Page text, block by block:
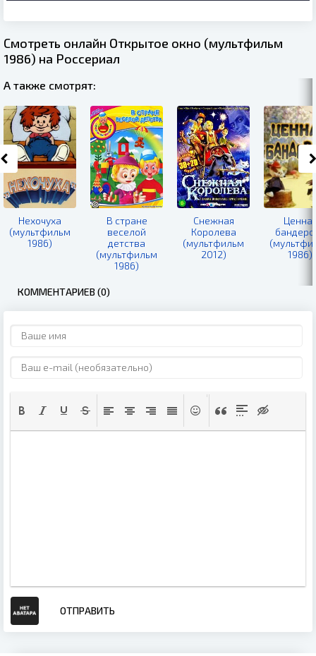
Смотреть онлайн Открытое окно (мультфильм
1986) на Россериал
А также смотрят:
Нехочуха
(мультфильм
1986)
В стране
веселой
детства
(мультфильм
1986)
Снежная
Королева
(мультфильм
2012)
1986)
КОММЕНТАРИЕВ (0)
ОТПРАВИТЬ